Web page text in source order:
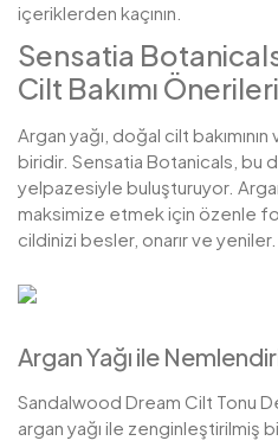
içeriklerden kaçının.
Sensatia
Cilt Bakımı Önerileri
Argan yağı, doğal cilt
biridir. Sensatia Botanicals, bu
yelpazesiyle buluşturuyor.
maksimize etmek için özenle
cildinizi besler, onarır ve yeniler.
Argan Yağı ile
Sandalwood Dream Cilt Tonu
argan yağı ile zenginleştirilmiş